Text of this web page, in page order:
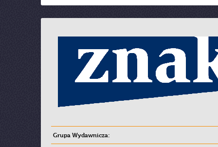
Grupa Wydawnicza: